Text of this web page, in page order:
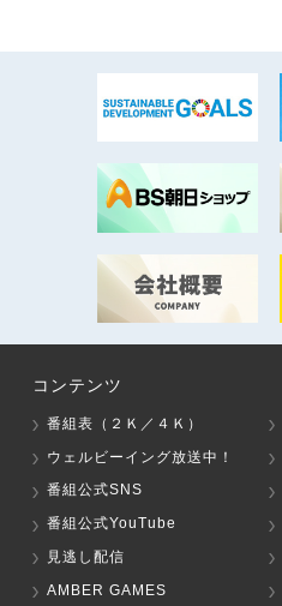
コンテンツ
番組表（２Ｋ／４Ｋ）
ウェルビーイング放送中！
番組公式SNS
番組公式YouTube
見逃し配信
AMBER GAMES